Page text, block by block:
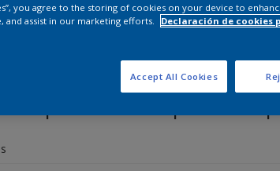
los productos para tu
you agree to the storing of cookies on your device to
and assist in our marketing efforts.
Declaración de cookies
Accept All Cookies